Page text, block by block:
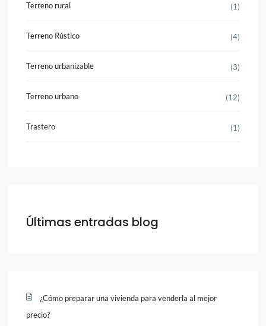
Terreno rural (1)
Terreno Rústico (4)
Terreno urbanizable (3)
Terreno urbano (12)
Trastero (1)
Últimas entradas blog
¿Cómo preparar una vivienda para venderla al mejor
precio?